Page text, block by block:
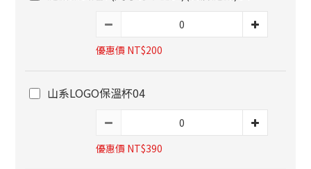
優惠價 NT$200
山系LOGO保溫杯04
優惠價 NT$390